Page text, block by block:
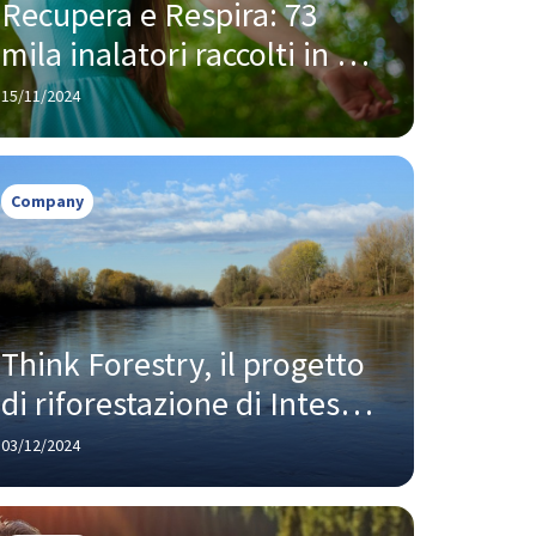
Recupera e Respira: 73
mila inalatori raccolti in
Friuli Venezia Giulia, grazie
a Chiesi e Federfarma
15/11/2024
Company
Think Forestry, il progetto
di riforestazione di Intesa
Sanpaolo
03/12/2024